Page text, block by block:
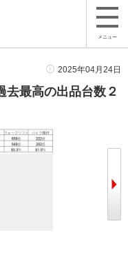
メニュー
2025年04月24日
去最高の出品台数２